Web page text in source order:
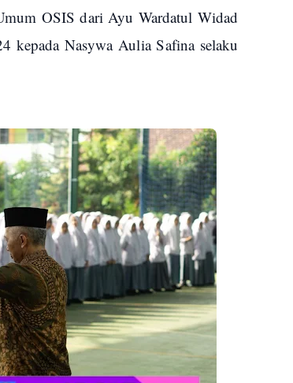
OSIS dari Ayu Wardatul Widad
kepada Nasywa Aulia Safina selaku